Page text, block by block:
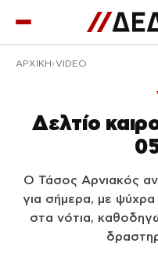
ΑΡΧΙΚΉ VIDEO
Δελτίο
Ο Τάσος Αρνιακός
για σήμερα, με
στα νότια,